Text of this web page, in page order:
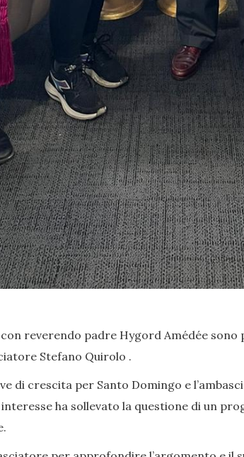
reverendo padre Hygord Amédée
Stefano Quirolo .
di crescita per Santo Domingo e
ha sollevato la questione di un